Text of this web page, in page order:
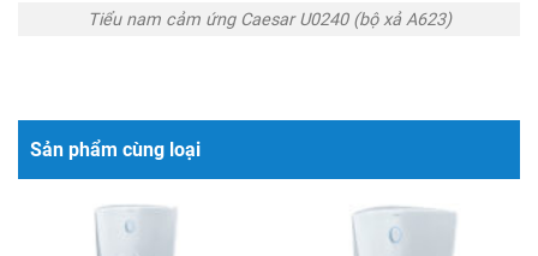
Tiểu nam cảm ứng Caesar U0240 (bộ xả A623)
Sản phẩm cùng loại